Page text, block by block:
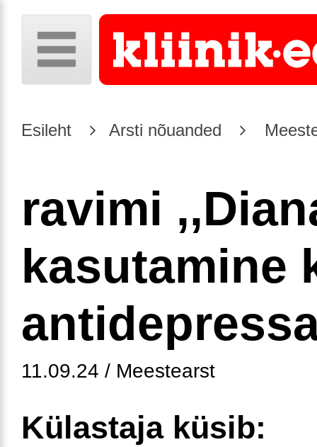
Esileht Arsti nõuanded
ravimi
kasutamine
11.09.24 / Meestearst
Külastaja küsib: